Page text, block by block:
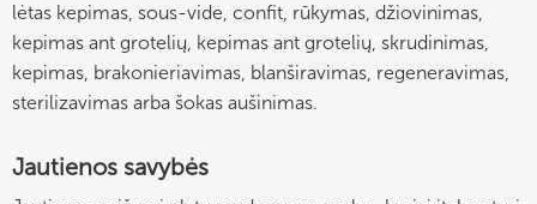
lėtas kepimas, sous-vide, confit, rūkymas, džiovinimas,
kepimas ant grotelių, kepimas ant grotelių, skrudinimas,
kepimas, brakonieriavimas, blanširavimas, regeneravimas,
sterilizavimas arba šokas aušinimas.
Jautienos savybės